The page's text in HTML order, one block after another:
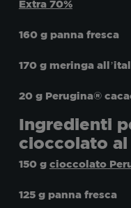
Extra 70%
160 g panna fresca
170 g meringa
20 g Perugina®
Ingredienti
cioccolato
150 g cioccolato
125 g panna fresca